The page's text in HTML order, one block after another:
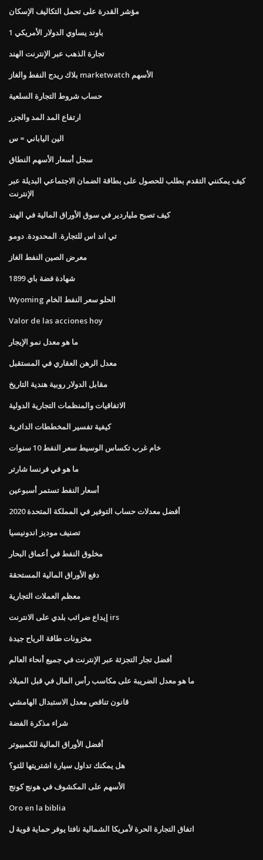
مؤشر القدرة على تحمل التكاليف الإسكان
1 باوند يساوي الدولار الأمريكي
تجارة الذهب عبر الإنترنت الهند
بلاك ريدج النفط والغاز marketwatch الأسهم
حساب شروط التجارة السلعية
ارتفاع المد المد والجزر
الين الياباني = س
سجل أسعار الأسهم النطاق
كيف يمكنني التقدم بطلب للحصول على بطاقة الضمان الاجتماعي البديلة عبر
الإنترنت
كيف تصبح ملياردير في سوق الأوراق المالية في الهند
تي اند اس للتجارة. المحدودة. دومو
معرض الصين النفط الغاز
1899 شهادة فضة باي
Wyoming الحلو سعر النفط الخام
Valor de las acciones hoy
ما هو معدل نمو الإيجار
معدل الرهن العقاري في المستقبل
مقابل الدولار روبية هندية التاريخ
الاتفاقيات والمنظمات التجارية الدولية
كيفية تفسير المخططات الدائرية
خام غرب تكساس الوسيط سعر النفط 10 سنوات
ما هو في فرنسا شارتر
أسعار النفط تستمر أسبوعين
أفضل معدلات حساب التوفير في المملكة المتحدة 2020
تصنيف موديز اندونيسيا
مخلوق النفط في أعماق البحار
دفع الأوراق المالية المستحقة
معظم العملات التجارية
إيداع ضرائب بلدي على الانترنت irs
مخزونات طاقة الرياح جيدة
أفضل تجار التجزئة عبر الإنترنت في جميع أنحاء العالم
ما هو معدل الضريبة على مكاسب رأس المال في قبل الميلاد
قانون تناقص معدل الاستبدال الهامشي
شراء مذكرة الفضة
أفضل الأوراق المالية للكمبيوتر
هل يمكنك تداول سيارة اشتريتها للتو؟
الأسهم على المكشوف في هونج كونج
Oro en la biblia
اتفاق التجارة الحرة لأمريكا الشمالية نافتا يوفر حماية قوية ل